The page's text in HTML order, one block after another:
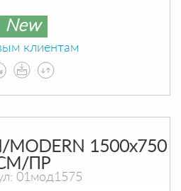
New
клиентам
1500х750
ПР
01мод1575